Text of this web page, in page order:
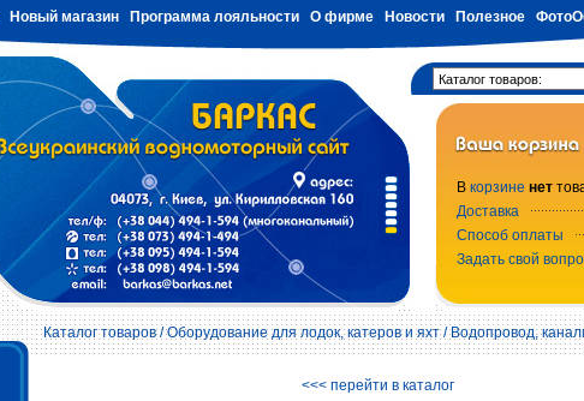
Новый магазин Программа лояльности О фирме Новости Полезное
В корзине нет
Доставка
Способ оплаты
Задать свой
Каталог товаров/Оборудование для лодок, катеров и яхт/Водопровод,
<<< перейти в каталог